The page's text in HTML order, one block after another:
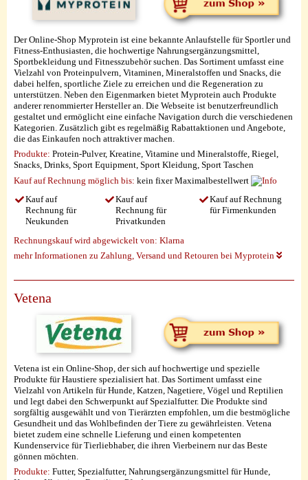
Der Online-Shop Myprotein ist eine bekannte Anlaufstelle für Sportler und
Fitness-Enthusiasten, die hochwertige Nahrungsergänzungsmittel,
Sportbekleidung und Fitnesszubehör suchen. Das Sortiment umfasst eine
Vielzahl von Proteinpulvern, Vitaminen, Mineralstoffen und Snacks, die
dabei helfen, sportliche Ziele zu erreichen und die Regeneration zu
unterstützen. Neben den Eigenmarken bietet Myprotein auch Produkte
anderer renommierter Hersteller an. Die Webseite ist benutzerfreundlich
gestaltet und ermöglicht eine einfache Navigation durch die verschiedenen
Kategorien. Zusätzlich gibt es regelmäßig Rabattaktionen und Angebote,
die das Einkaufen noch attraktiver machen.
Produkte: Protein-Pulver, Kreatine, Vitamine und Mineralstoffe, Riegel,
Snacks, Drinks, Sport Equipment, Sport Kleidung, Sport Taschen
Kauf auf Rechnung möglich bis: kein fixer Maximalbestellwert
Kauf auf
Rechnung für
Neukunden
Kauf auf
Rechnung für
Privatkunden
Kauf auf Rechnung
für Firmenkunden
Rechnungskauf wird abgewickelt von: Klarna
mehr Informationen zu Zahlung, Versand und Retouren bei Myprotein
Vetena
Vetena ist ein Online-Shop, der sich auf hochwertige und spezielle
Produkte für Haustiere spezialisiert hat. Das Sortiment umfasst eine
Vielzahl von Artikeln für Hunde, Katzen, Nagetiere, Vögel und Reptilien
und legt dabei den Schwerpunkt auf Spezialfutter. Die Produkte sind
sorgfältig ausgewählt und von Tierärzten empfohlen, um die bestmögliche
Gesundheit und das Wohlbefinden der Tiere zu gewährleisten. Vetena
bietet zudem eine schnelle Lieferung und einen kompetenten
Kundenservice für Tierliebhaber, die ihren Vierbeinern nur das Beste
gönnen möchten.
Produkte: Futter, Spezialfutter, Nahrungsergänzungsmittel für Hunde,